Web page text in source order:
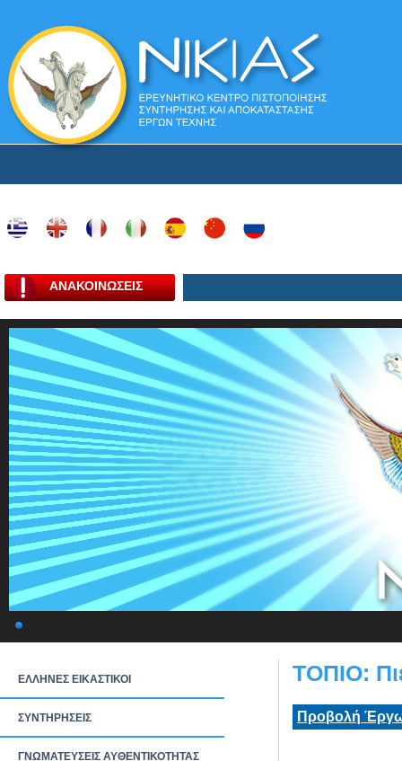
ΑΝΑΚΟΙΝΩΣΕΙΣ
ΕΛΛΗΝΕΣ ΕΙΚΑΣΤΙΚΟΙ
ΣΥΝΤΗΡΗΣΕΙΣ
ΓΝΩΜΑΤΕΥΣΕΙΣ ΑΥΘΕΝΤΙΚΟΤΗΤΑΣ
ΤΟΠΙΟ:
Προβολή